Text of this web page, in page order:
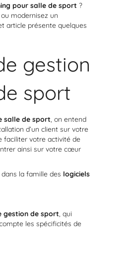
pour salle de sport ?
modernisez un
article présente quelques
gestion
sport
salle de sport, on entend
d’un client sur votre
faciliter votre activité de
ainsi sur votre cœur
la famille des logiciels
gestion de sport, qui
les spécificités de